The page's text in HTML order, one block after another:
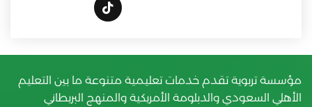
مؤسسة تربوية تقدم خدمات تعليمية متنوعة ما بين التعليم
الأهلي السعودي والدبلومة الأمريكية والمنهج البريطاني